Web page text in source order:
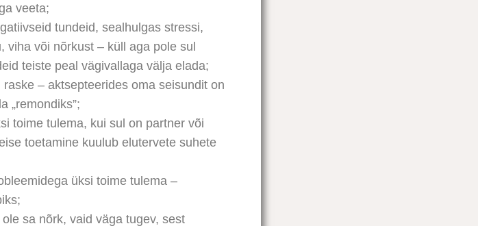
veeta;
tundeid, sealhulgas stressi,
viha või nõrkust – küll aga pole sul
teiste peal vägivallaga välja elada;
– aktsepteerides oma seisundit on
„remondiks”;
toime tulema, kui sul on partner või
toetamine kuulub elutervete suhete
üksi toime tulema –
sa nõrk, vaid väga tugev, sest